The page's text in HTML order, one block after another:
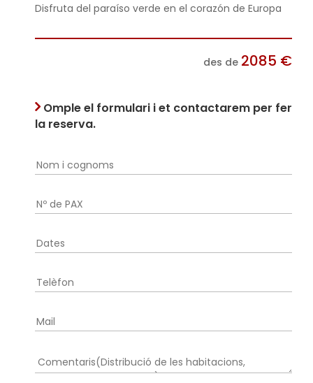
Disfruta del paraíso verde en el corazón de Europa
des de 2085 €
Omple el formulari i et contactarem per fer
la reserva.